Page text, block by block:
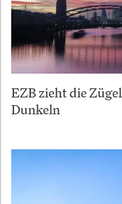
EZB zieht die
Dunkeln